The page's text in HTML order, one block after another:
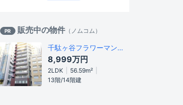
PR 販売中の物件 （ ノムコム ）
千駄ヶ谷フラワーマンション
8,999万円
2LDK 56.59m²
13階/14階建